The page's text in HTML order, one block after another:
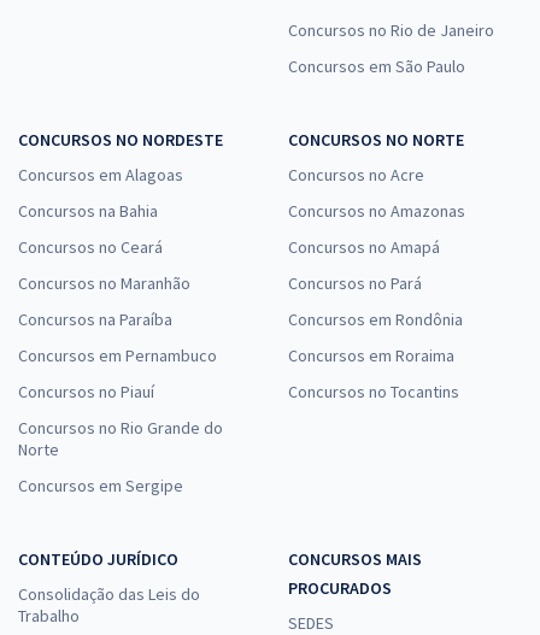
Concursos no Rio de Janeiro
Concursos em São Paulo
CONCURSOS NO NORDESTE
Concursos em Alagoas
Concursos na Bahia
Concursos no Ceará
Concursos no Maranhão
Concursos na Paraíba
Concursos em Pernambuco
Concursos no Piauí
Concursos no Rio Grande do
Norte
Concursos em Sergipe
CONCURSOS NO NORTE
Concursos no Acre
Concursos no Amazonas
Concursos no Amapá
Concursos no Pará
Concursos em Rondônia
Concursos em Roraima
Concursos no Tocantins
CONTEÚDO JURÍDICO
Consolidação das Leis do
Trabalho
CONCURSOS MAIS
PROCURADOS
SEDES